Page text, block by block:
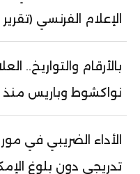
أحمد سالم بكار
أحمد سالم ولد بده
أحمد سالم ولد بكار
أحمد سيد أحمد أج
الإعلام الفرنسي (تقرير
بالأرقام والتواريخ..
نواكشوط وباريس منذ 2019
الأداء الضريبي في
تدريجي دون بلوغ